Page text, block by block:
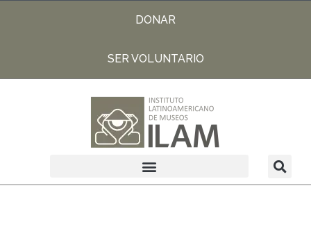
DONAR
SER VOLUNTARIO